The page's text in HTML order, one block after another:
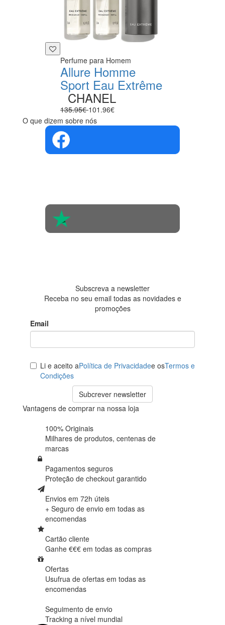
Perfume para Homem
Allure Homme
Sport Eau Extrême
CHANEL
135.95€101.96€
O que dizem sobre nós
Subscreva a newsletter
Receba no seu email todas as novidades e
promoções
Email
Li e aceito aPolítica de Privacidadee osTermos e
Condições
Subcrever newsletter
Vantagens de comprar na nossa loja
100% Originais
Milhares de produtos, centenas de
marcas
Pagamentos seguros
Proteção de checkout garantido
Envios em 72h úteis
+ Seguro de envio em todas as
encomendas
Cartão cliente
Ganhe €€€ em todas as compras
Ofertas
Usufrua de ofertas em todas as
encomendas
Seguimento de envio
Tracking a nível mundial